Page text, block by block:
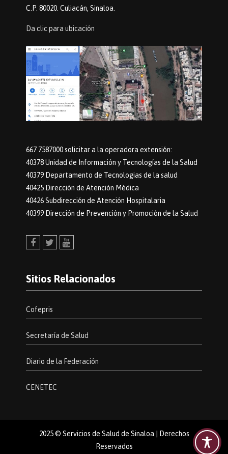
C.P. 80020. Culiacán, Sinaloa.
Da clic para ubicación
667 7587000 solicitar a la operadora extensión:
40378 Unidad de Información y Tecnologías de la Salud
40379 Departamento de Tecnologias de la salud
40425 Dirección de Atención Médica
40426 Subdirección de Atención Hospitalaria
40399 Dirección de Prevención y Promoción de la Salud
Sitios Relacionados
Cofepris
Secretaría de Salud
Diario de la Federación
CENETEC
2025 © Servicios de Salud de Sinaloa | Derechos
Reservados